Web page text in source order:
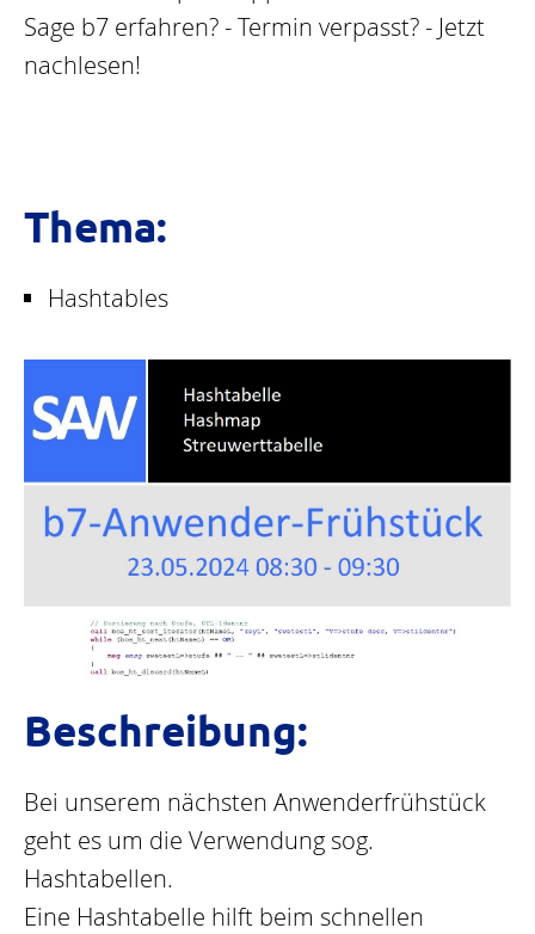
Sage b7 erfahren? - Termin verpasst? - Jetzt
nachlesen!
Thema:
Hashtables
Beschreibung:
Bei unserem nächsten Anwenderfrühstück
geht es um die Verwendung sog.
Hashtabellen.
Eine Hashtabelle hilft beim schnellen